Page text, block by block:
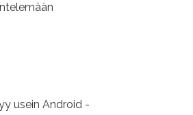
usein Android -